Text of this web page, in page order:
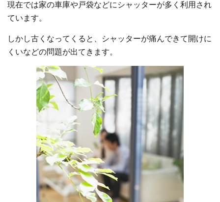
現在では家の車庫や戸袋などにシャッターが多く利用され
ています。
しかし古くなってくると、シャッターが痛んできて開けに
くいなどの問題が出てきます。